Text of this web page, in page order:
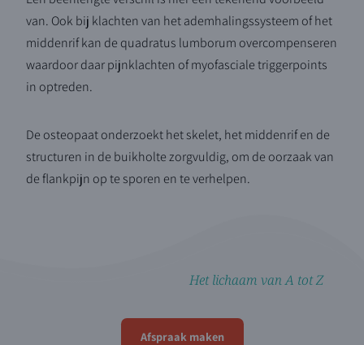
van. Ook bij klachten van het ademhalingssysteem of het
middenrif kan de quadratus lumborum overcompenseren
waardoor daar pijnklachten of myofasciale triggerpoints
in optreden.
De osteopaat onderzoekt het skelet, het middenrif en de
structuren in de buikholte zorgvuldig, om de oorzaak van
de flankpijn op te sporen en te verhelpen.
Het lichaam van A tot Z
Afspraak maken